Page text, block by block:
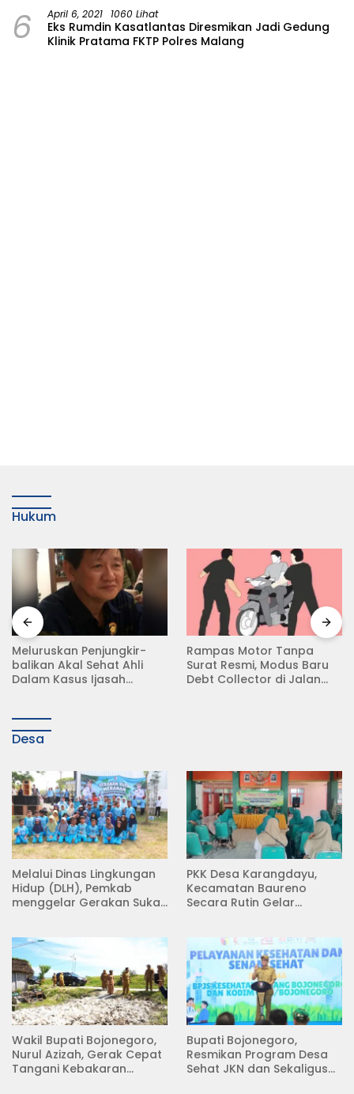
6 April 6, 2021 1060 Lihat
Eks Rumdin Kasatlantas Diresmikan Jadi Gedung
Klinik Pratama FKTP Polres Malang
Hukum
Meluruskan Penjungkir-
balikan Akal Sehat Ahli
Dalam Kasus Ijasah
Rampas Motor Tanpa
Surat Resmi, Modus Baru
Debt Collector di Jalan
Desa
Melalui Dinas Lingkungan
Hidup (DLH), Pemkab
menggelar Gerakan Suka
PKK Desa Karangdayu,
Kecamatan Baureno
Secara Rutin Gelar
Wakil Bupati Bojonegoro,
Nurul Azizah, Gerak Cepat
Tangani Kebakaran
Bupati Bojonegoro,
Resmikan Program Desa
Sehat JKN dan Sekaligus